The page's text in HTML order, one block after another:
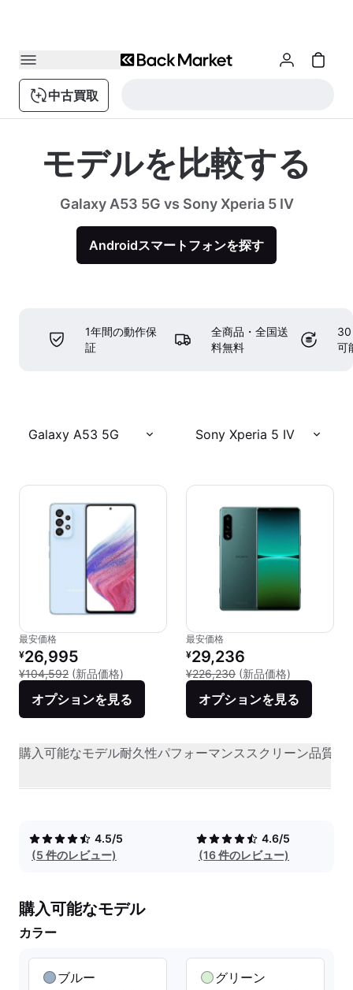
中古買取
モデルを比較する
Galaxy A53 5G vs Sony Xperia 5 IV
Androidスマートフォンを探す
1年間の動作保
証
全商品・全国送
料無料
30
可
Galaxy A53 5G Sony Xperia 5 IV
最安価格
リファービッシュ品の価格：
¥26,995
¥104,592 (新品価格) 新品との比較：¥104,592
オプションを見る
最安価格
リファービッシュ品の価格：
¥29,236
¥226,230 (新品価格)
オプションを見る
購入可能なモデル耐久性パフォーマンススクリーン品質
4.5/5
(5 件のレビュー)
4.6/5
(16 件のレビュー)
購入可能なモデル
カラー
ブルー グリーン